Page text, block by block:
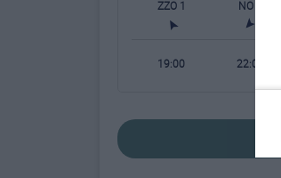
ZZO 1 NO 1
19:00 22:00